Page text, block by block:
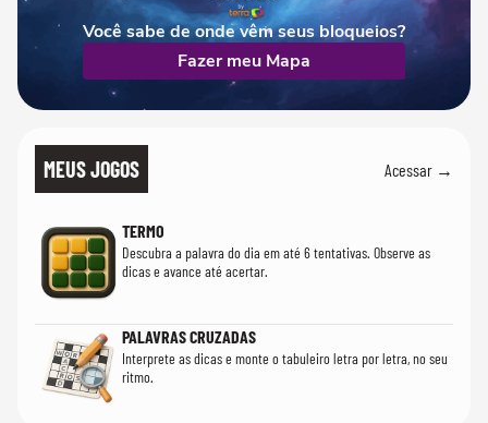
Você sabe de onde vêm seus bloqueios?
Fazer meu Mapa
MEUS JOGOS Acessar →
TERMO
Descubra a palavra do dia em até 6 tentativas. Observe as
dicas e avance até acertar.
PALAVRAS CRUZADAS
Interprete as dicas e monte o tabuleiro letra por letra, no seu
ritmo.